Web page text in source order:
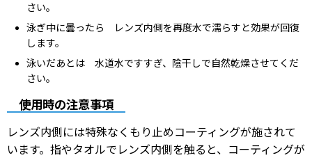
さい。
泳ぎ中に曇ったら レンズ内側を再度水で濡らすと効果が回復
します。
泳いだあとは 水道水ですすぎ、陰干しで自然乾燥させてくだ
さい。
使用時の注意事項
レンズ内側には特殊なくもり止めコーティングが施されて
います。指やタオルでレンズ内側を触ると、コーティングが